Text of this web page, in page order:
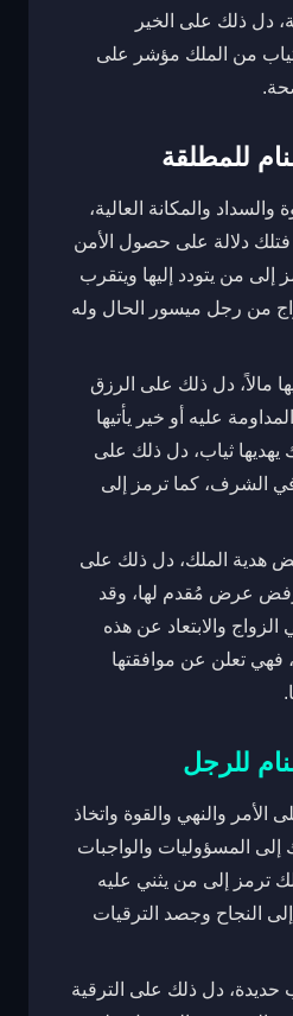
دل ذلك على الخير
من الملك مؤشر على
للمطلقة
والمكانة العالية،
فتلك دلالة على حصول الأمن
إلى من يتودد إليها ويتقرب
من رجل ميسور الحال وله
مالاً، دل ذلك على الرزق
عليه أو خير يأتيها
يهديها ثياب، دل ذلك على
في الشرف، كما ترمز إلى
هدية الملك، دل ذلك على
رفض عرض مُقدم لها، وقد
والابتعاد عن هذه
فهي تعلن عن موافقتها
للرجل
الأمر والنهي والقوة واتخاذ
إلى المسؤوليات والواجبات
ترمز إلى من يثني عليه
النجاح وجصد الترقيات
حديدة، دل ذلك على الترقية